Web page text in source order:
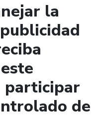
la
participar
de